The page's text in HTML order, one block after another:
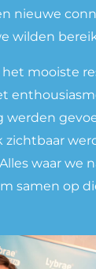
nieuwe
wilden
het mooiste
werden
zichtbaar
waar we
samen op